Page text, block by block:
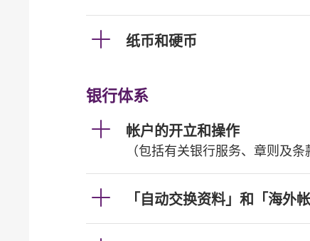
纸币和硬币
银行体系
帐户的开立和操作
（包括有关银行服务、章则及条
「自动交换资料」和「海外